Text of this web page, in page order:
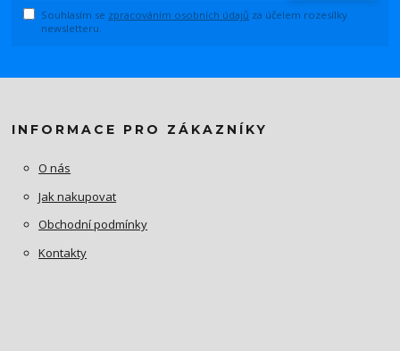
Souhlasím se zpracováním osobních údajů za účelem rozesílky
newsletteru.
INFORMACE PRO ZÁKAZNÍKY
O nás
Jak nakupovat
Obchodní podmínky
Kontakty